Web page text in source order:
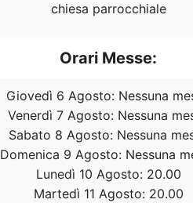
chiesa parrocchiale
Orari Messe:
Giovedì 6 Agosto: Nessuna
Venerdì 7 Agosto: Nessuna
Sabato 8 Agosto: Nessuna
Domenica 9 Agosto: Nessuna
Lunedì 10 Agosto: 20.00
Martedì 11 Agosto: 20.00